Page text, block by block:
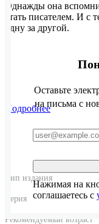
Однажды она
стать писателем. И с
одну за другой.
Подробнее
Тип издания
Серия
Рекомендуемый возраст
Оставьте
на письма с
Нажимая на
соглашаетесь с